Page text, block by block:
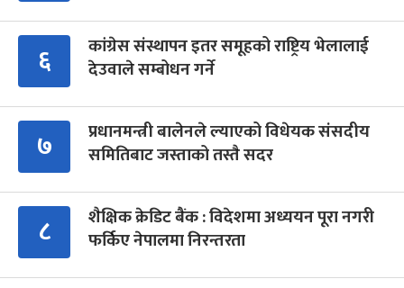
६
कांग्रेस संस्थापन इतर समूहको राष्ट्रिय भेलालाई
देउवाले सम्बोधन गर्ने
७
प्रधानमन्त्री बालेनले ल्याएको विधेयक संसदीय
समितिबाट जस्ताको तस्तै सदर
८
शैक्षिक क्रेडिट बैंक : विदेशमा अध्ययन पूरा नगरी
फर्किए नेपालमा निरन्तरता